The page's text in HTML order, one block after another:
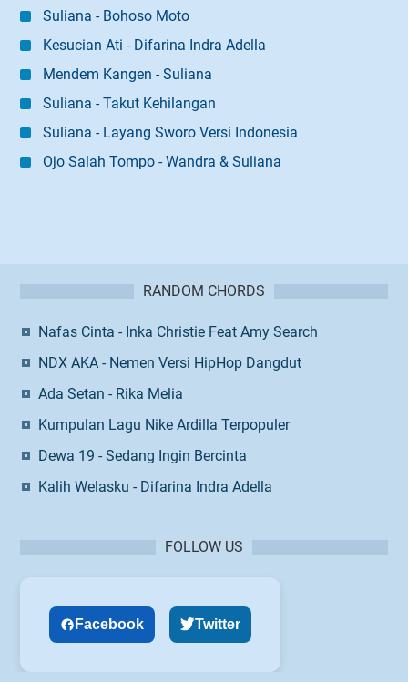
Suliana - Bohoso Moto
Kesucian Ati - Difarina Indra Adella
Mendem Kangen - Suliana
Suliana - Takut Kehilangan
Suliana - Layang Sworo Versi Indonesia
Ojo Salah Tompo - Wandra & Suliana
RANDOM CHORDS
Nafas Cinta - Inka Christie Feat Amy Search
NDX AKA - Nemen Versi HipHop Dangdut
Ada Setan - Rika Melia
Kumpulan Lagu Nike Ardilla Terpopuler
Dewa 19 - Sedang Ingin Bercinta
Kalih Welasku - Difarina Indra Adella
FOLLOW US
Facebook Twitter